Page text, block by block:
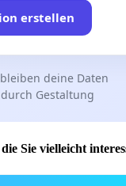
erstellen
deine Daten
Gestaltung
Sie vielleicht